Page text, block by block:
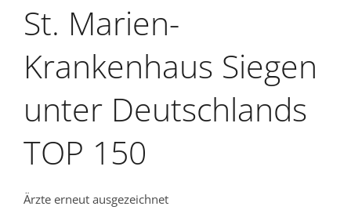
St. Marien-
Krankenhaus Siegen
unter Deutschlands
TOP 150
Ärzte erneut ausgezeichnet